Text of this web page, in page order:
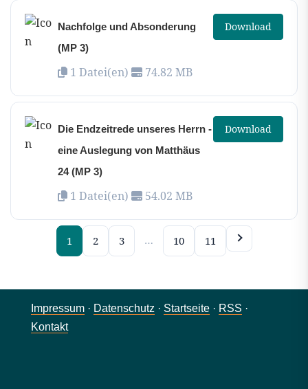
Nachfolge und Absonderung
(MP 3)
1 Datei(en) 74.82 MB
Download
Die Endzeitrede unseres Herrn -
eine Auslegung von Matthäus
24 (MP 3)
1 Datei(en) 54.02 MB
Download
1 2 3 … 10 11
Impressum· Datenschutz · Startseite· RSS ·
Kontakt